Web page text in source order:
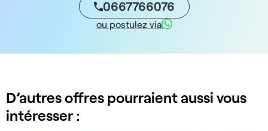
0667766076
ou postulez via
D’autres offres pourraient aussi vous
intéresser :